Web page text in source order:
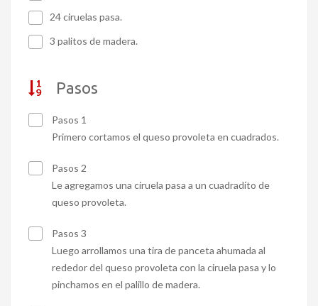
24 ciruelas pasa.
3 palitos de madera.
Pasos
Pasos 1
Primero cortamos el queso provoleta en cuadrados.
Pasos 2
Le agregamos una ciruela pasa a un cuadradito de
queso provoleta.
Pasos 3
Luego arrollamos una tira de panceta ahumada al
rededor del queso provoleta con la ciruela pasa y lo
pinchamos en el palillo de madera.